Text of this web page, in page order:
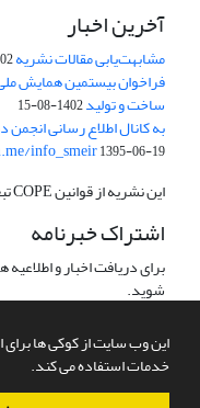
این وب سایت از کوکی ها برای
خدمات استفاده می کند.
آخرین اخبار
مشابهت‌یابی مقالات نشریه01
فراخوان بیستمین همایش
ساخت و تولید1402-08-15
به کانال اطلاع رسانی انجمن
info_smeir1395-06-19
این نشریه از قوانین COPE تبعیت میکند.
اشتراک خبرنامه
برای دریافت اخبار و
شوید.